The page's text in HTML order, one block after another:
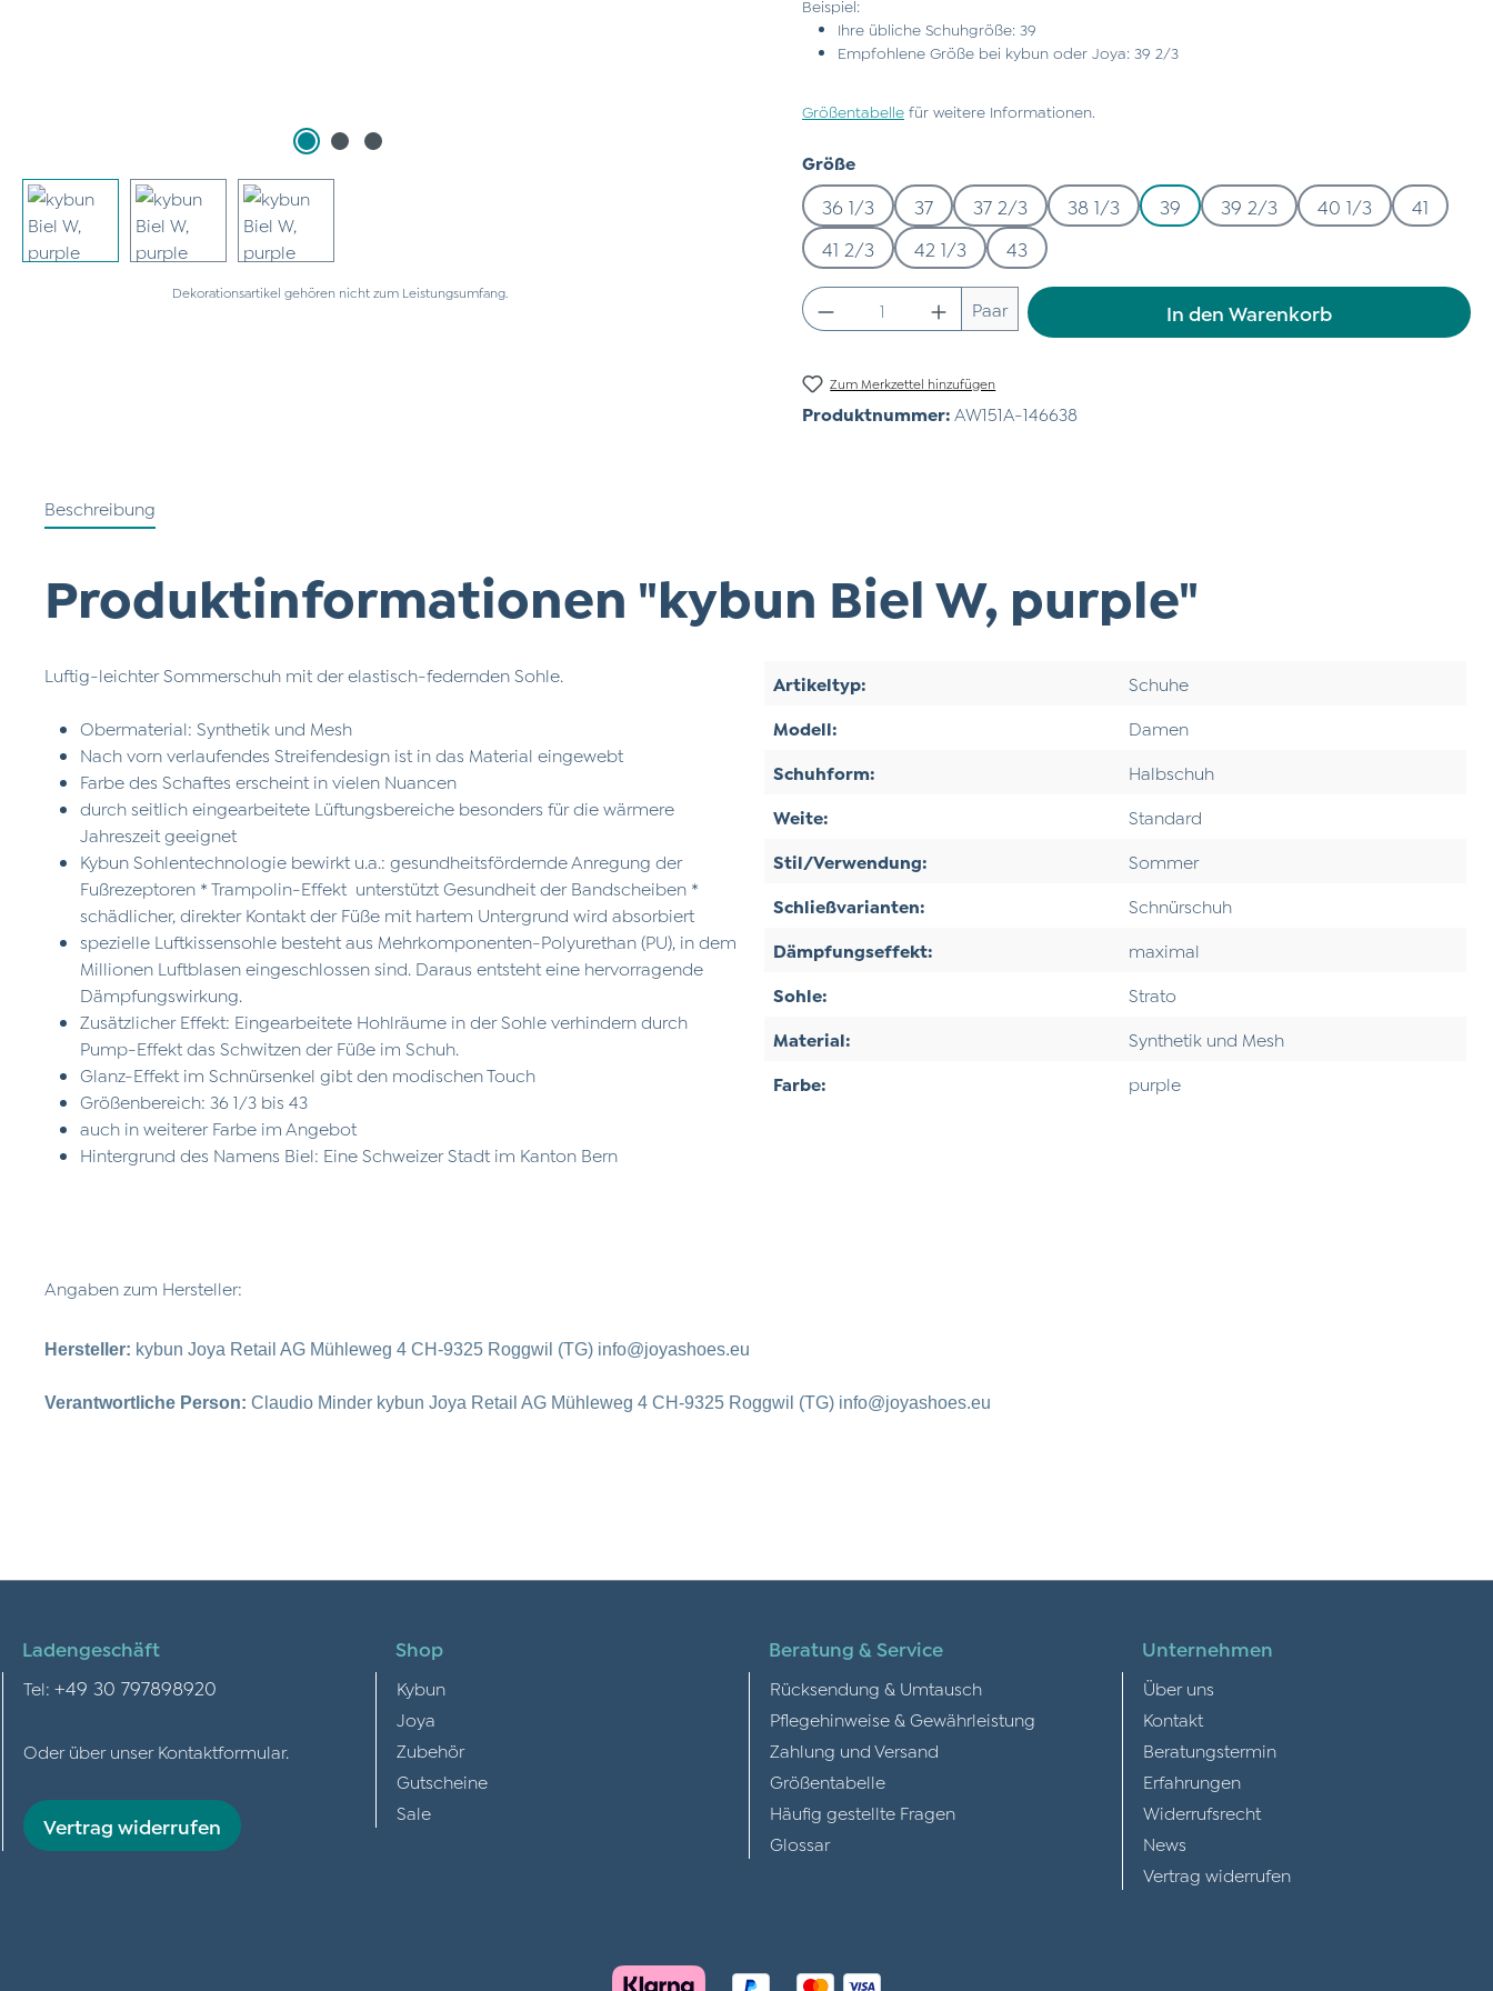
Dekorationsartikel gehören nicht zum Leistungsumfang.
Beispiel:
Ihre übliche Schuhgröße: 39
Empfohlene Größe bei kybun oder Joya: 39 2/3
Größentabelle für weitere Informationen.
Größeauswählen
36 1/3 37 37 2/3 38 1/3 39 39 2/3 40 1/3
41
41 2/3
42 1/3 43
Produkt Anzahl: Gib den gewünschten Wert ein oder
Paar In den Warenkorb
Zum Merkzettel hinzufügen
Produktnummer: AW151A-146638
Beschreibung
Produktinformationen "kybun Biel W, purple"
Luftig-leichter Sommerschuh mit der elastisch-federnden Sohle.
Obermaterial: Synthetik und Mesh
Nach vorn verlaufendes Streifendesign ist in das Material eingewebt
Farbe des Schaftes erscheint in vielen Nuancen
durch seitlich eingearbeitete Lüftungsbereiche besonders für die wärmere
Jahreszeit geeignet
Kybun Sohlentechnologie bewirkt u.a.: gesundheitsfördernde Anregung der
Fußrezeptoren * Trampolin-Effekt unterstützt Gesundheit der Bandscheiben *
schädlicher, direkter Kontakt der Füße mit hartem Untergrund wird absorbiert
spezielle Luftkissensohle besteht aus Mehrkomponenten-Polyurethan (PU), in dem
Millionen Luftblasen eingeschlossen sind. Daraus entsteht eine hervorragende
Dämpfungswirkung.
Zusätzlicher Effekt: Eingearbeitete Hohlräume in der Sohle verhindern durch
Pump-Effekt das Schwitzen der Füße im Schuh.
Glanz-Effekt im Schnürsenkel gibt den modischen Touch
Größenbereich: 36 1/3 bis 43
auch in weiterer Farbe im Angebot
Hintergrund des Namens Biel: Eine Schweizer Stadt im Kanton Bern
Artikeltyp: Schuhe
Modell: Damen
Schuhform: Halbschuh
Weite: Standard
Stil/Verwendung: Sommer
Schließvarianten: Schnürschuh
Dämpfungseffekt: maximal
Sohle: Strato
Material: Synthetik und Mesh
Farbe: purple
Angaben zum Hersteller:
Hersteller: kybun Joya Retail AG Mühleweg 4 CH-9325 Roggwil (TG) info@joyashoes.eu
Verantwortliche Person: Claudio Minder kybun Joya Retail AG Mühleweg 4 CH-9325 Roggwil (TG) info@joyashoes.eu
Ladengeschäft
Tel: +49 30 797898920
Oder über unser Kontaktformular.
Vertrag widerrufen
Shop
Kybun
Joya
Zubehör
Gutscheine
Sale
Beratung & Service
Rücksendung & Umtausch
Pflegehinweise & Gewährleistung
Zahlung und Versand
Größentabelle
Häufig gestellte Fragen
Glossar
Unternehmen
Über uns
Kontakt
Beratungstermin
Erfahrungen
Widerrufsrecht
News
Vertrag widerrufen